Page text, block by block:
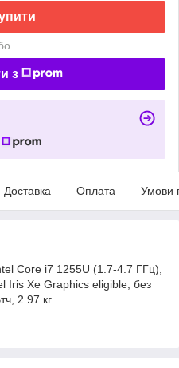
з
Доставка Оплата Умови
Core i7 1255U (1.7-4.7 ГГц),
Xe Graphics eligible, без
2.97 кг